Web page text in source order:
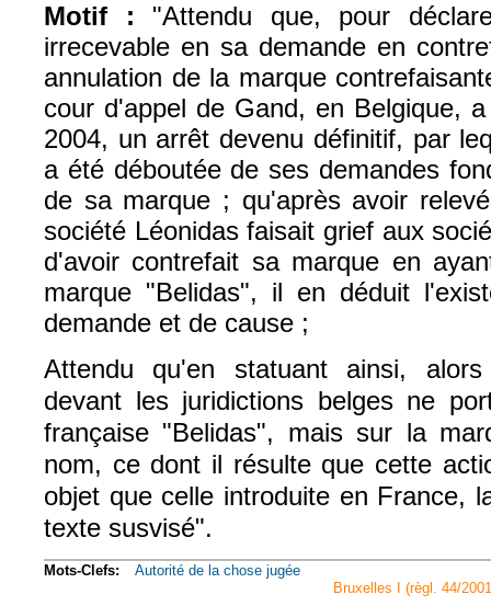
Motif : "Attendu que, pour
irrecevable en sa demande en
annulation de la marque
cour d'appel de Gand, en Belgique,
2004, un arrêt devenu définitif, par
a été déboutée de ses demandes
de sa marque ; qu'après avoir
société Léonidas faisait grief aux
d'avoir contrefait sa marque en
marque "Belidas", il en déduit
demande et de cause ;
Attendu qu'en statuant ainsi,
devant les juridictions belges ne
française "Belidas", mais sur la
nom, ce dont il résulte que cette
objet que celle introduite en France,
texte susvisé".
Mots-Clefs:
Autorité de la chose jugée
Bruxelles I (règl. 44/